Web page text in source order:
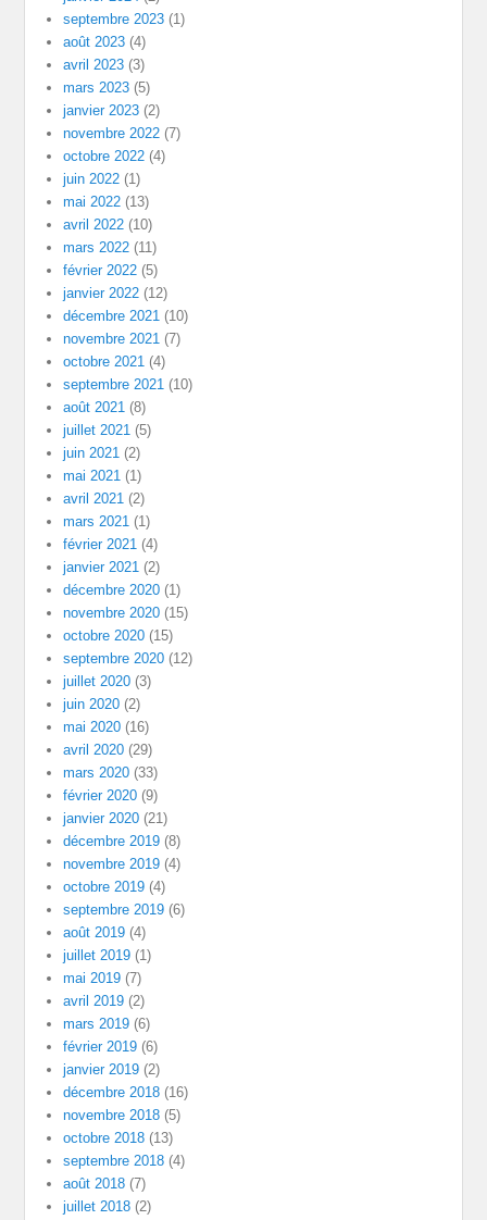
septembre 2023 (1)
août 2023 (4)
avril 2023 (3)
mars 2023 (5)
janvier 2023 (2)
novembre 2022 (7)
octobre 2022 (4)
juin 2022 (1)
mai 2022 (13)
avril 2022 (10)
mars 2022 (11)
février 2022 (5)
janvier 2022 (12)
décembre 2021 (10)
novembre 2021 (7)
octobre 2021 (4)
septembre 2021 (10)
août 2021 (8)
juillet 2021 (5)
juin 2021 (2)
mai 2021 (1)
avril 2021 (2)
mars 2021 (1)
février 2021 (4)
janvier 2021 (2)
décembre 2020 (1)
novembre 2020 (15)
octobre 2020 (15)
septembre 2020 (12)
juillet 2020 (3)
juin 2020 (2)
mai 2020 (16)
avril 2020 (29)
mars 2020 (33)
février 2020 (9)
janvier 2020 (21)
décembre 2019 (8)
novembre 2019 (4)
octobre 2019 (4)
septembre 2019 (6)
août 2019 (4)
juillet 2019 (1)
mai 2019 (7)
avril 2019 (2)
mars 2019 (6)
février 2019 (6)
janvier 2019 (2)
décembre 2018 (16)
novembre 2018 (5)
octobre 2018 (13)
septembre 2018 (4)
août 2018 (7)
juillet 2018 (2)